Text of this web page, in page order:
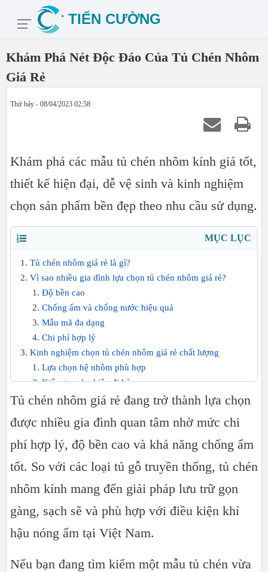
Khám Phá Nét Độc Đáo Của Tủ Chén Nhôm
Giá Rẻ
Thứ bảy - 08/04/2023 02:58
Khám phá các mẫu tủ chén nhôm kính giá tốt,
thiết kế hiện đại, dễ vệ sinh và kinh nghiệm
chọn sản phẩm bền đẹp theo nhu cầu sử dụng.
MỤC LỤC
Tủ chén nhôm giá rẻ là gì?
Vì sao nhiều gia đình lựa chọn tủ chén nhôm giá rẻ?
Độ bền cao
Chống ẩm và chống nước hiệu quả
Mẫu mã đa dạng
Chi phí hợp lý
Kinh nghiệm chọn tủ chén nhôm giá rẻ chất lượng
Lựa chọn hệ nhôm phù hợp
Kiểm tra phụ kiện đi kèm
Chọn kích thước phù hợp
Những mẫu tủ chén nhôm được ưa chuộng hiện nay
Tủ chén nhôm kính treo tường
Tủ chén nhôm kính hiện đại
Địa chỉ sản xuất tủ chén nhôm kính uy tín
Tủ chén nhôm giá rẻ đang trở thành lựa chọn
được nhiều gia đình quan tâm nhờ mức chi
phí hợp lý, độ bền cao và khả năng chống ẩm
tốt. So với các loại tủ gỗ truyền thống, tủ chén
nhôm kính mang đến giải pháp lưu trữ gọn
gàng, sạch sẽ và phù hợp với điều kiện khí
hậu nóng ẩm tại Việt Nam.
Nếu bạn đang tìm kiếm một mẫu tủ chén vừa